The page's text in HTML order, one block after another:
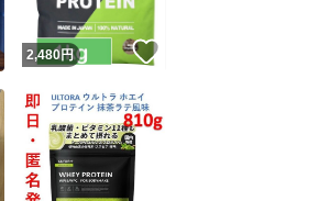
いいね！
2,480円